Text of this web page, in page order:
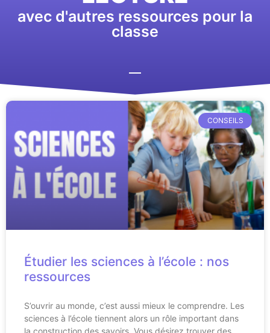
avec d'autres ressources pour la
classe
CONSEILS
Étudier les sciences à l’école : nos
ressources
S’ouvrir au monde, c’est aussi mieux le comprendre. Les
sciences à l’école tiennent alors un rôle important dans
la construction des savoirs. Vous désirez trouver des